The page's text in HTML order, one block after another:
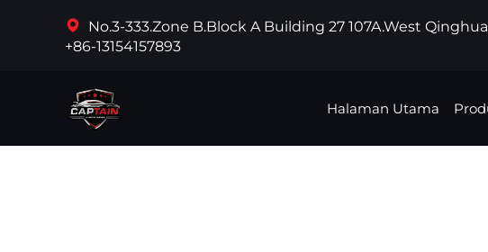
No.3-333.Zone B.Block A Building 27 107A.West
+86-13154157893
Halaman Utama